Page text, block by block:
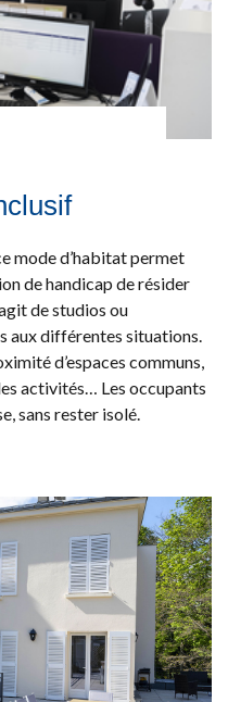
mode d’habitat permet
de handicap de résider
de studios ou
aux différentes situations.
d’espaces communs,
activités… Les occupants
sans rester isolé.